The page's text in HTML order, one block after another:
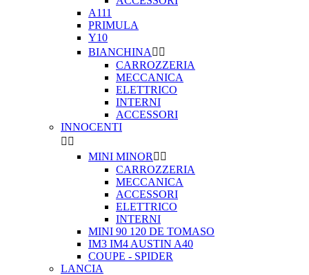
A111
PRIMULA
Y10
BIANCHINA  
CARROZZERIA
MECCANICA
ELETTRICO
INTERNI
ACCESSORI
INNOCENTI
 
MINI MINOR  
CARROZZERIA
MECCANICA
ACCESSORI
ELETTRICO
INTERNI
MINI 90 120 DE TOMASO
IM3 IM4 AUSTIN A40
COUPE - SPIDER
LANCIA